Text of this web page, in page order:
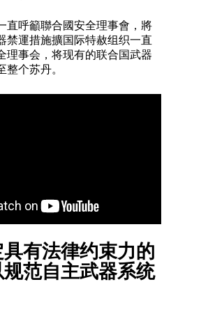
直呼籲聯合國安全理事會，將
禁運措施擴国际特赦组织一直
理事会，将现有的联合国武器
个苏丹。
有法律约束力的
范自主武器系统